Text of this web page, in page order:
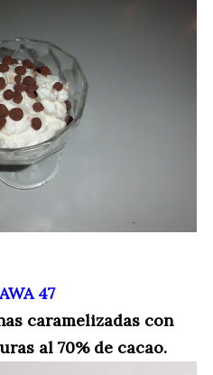
47
caramelizadas con
al 70% de cacao.